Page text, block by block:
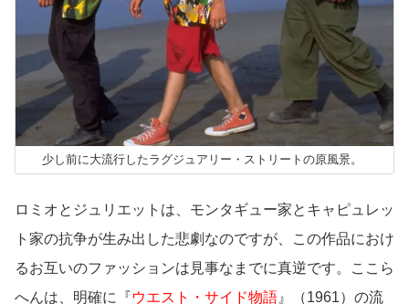
少し前に大流行したラグジュアリー・ストリートの原風景。
ロミオとジュリエットは、モンタギュー家とキャピュレッ
ト家の抗争が生み出した悲劇なのですが、この作品におけ
るお互いのファッションは見事なまでに真逆です。ここら
へんは、明確に『ウエスト・サイド物語 』（1961）の流